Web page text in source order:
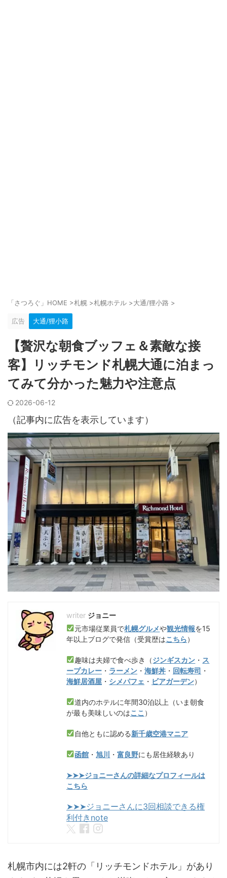
「さつろぐ」HOME >札幌 >札幌ホテル >大通/狸小路 >
広告 大通/狸小路
【贅沢な朝食ブッフェ＆素敵な接
客】リッチモンド札幌大通に泊まっ
てみて分かった魅力や注意点
2026-06-12
（記事内に広告を表示しています）
ジョニー
元市場従業員で札幌グルメや観光情報を15
年以上ブログで発信（受賞歴はこちら）
趣味は夫婦で食べ歩き（ジンギスカン ・ ス
ープカレー ・ ラーメン ・ 海鮮丼 ・ 回転寿司 ・
海鮮居酒屋 ・ シメパフェ ・ ビアガーデン）
道内のホテルに年間30泊以上（いま朝食
が最も美味しいのはここ ）
自他ともに認める新千歳空港マニア
函館 ・旭川 ・富良野にも居住経験あり
➤➤➤ジョニーさんの詳細なプロフィールは
こちら
➤➤➤ジョニーさんに3回相談できる権
利付きnote
札幌市内には2軒の「リッチモンドホテル」があり